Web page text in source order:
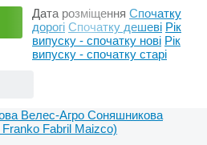
Дата розміщення Спочатку
дорогі Спочатку дешеві Рік
випуску - спочатку нові Рік
випуску - спочатку старі